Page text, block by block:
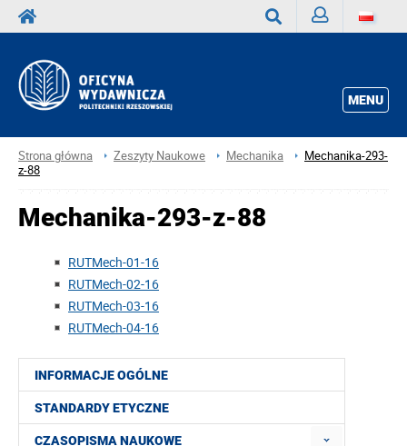
MENU
Strona główna Zeszyty Naukowe Mechanika
Mechanika-293-
z-88
INFORMACJE OGÓLNE
STANDARDY ETYCZNE
CZASOPISMA NAUKOWE
Mechanika-293-z-88
RUTMech-01-16
RUTMech-02-16
RUTMech-03-16
RUTMech-04-16